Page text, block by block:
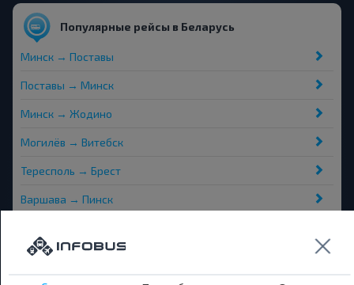
Популярные рейсы в Беларусь
Минск → Поставы
Поставы → Минск
Минск → Жодино
Могилёв → Витебск
Тересполь → Брест
Варшава → Пинск
Минск → Борисов